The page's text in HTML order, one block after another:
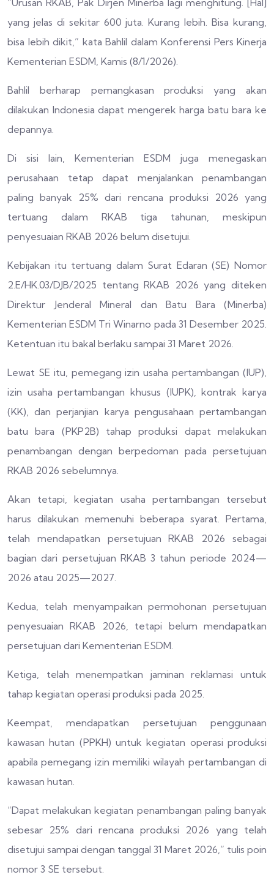
“Urusan RKAB, Pak Dirjen Minerba lagi menghitung. [Hal]
yang jelas di sekitar 600 juta. Kurang lebih. Bisa kurang,
bisa lebih dikit,” kata Bahlil dalam Konferensi Pers Kinerja
Kementerian ESDM, Kamis (8/1/2026).
Bahlil berharap pemangkasan produksi yang akan
dilakukan Indonesia dapat mengerek harga batu bara ke
depannya.
Di sisi lain, Kementerian ESDM juga menegaskan
perusahaan tetap dapat menjalankan penambangan
paling banyak 25% dari rencana produksi 2026 yang
tertuang dalam RKAB tiga tahunan, meskipun
penyesuaian RKAB 2026 belum disetujui.
Kebijakan itu tertuang dalam Surat Edaran (SE) Nomor
2.E/HK.03/DJB/2025 tentang RKAB 2026 yang diteken
Direktur Jenderal Mineral dan Batu Bara (Minerba)
Kementerian ESDM Tri Winarno pada 31 Desember 2025.
Ketentuan itu bakal berlaku sampai 31 Maret 2026.
Lewat SE itu, pemegang izin usaha pertambangan (IUP),
izin usaha pertambangan khusus (IUPK), kontrak karya
(KK), dan perjanjian karya pengusahaan pertambangan
batu bara (PKP2B) tahap produksi dapat melakukan
penambangan dengan berpedoman pada persetujuan
RKAB 2026 sebelumnya.
Akan tetapi, kegiatan usaha pertambangan tersebut
harus dilakukan memenuhi beberapa syarat. Pertama,
telah mendapatkan persetujuan RKAB 2026 sebagai
bagian dari persetujuan RKAB 3 tahun periode 2024—
2026 atau 2025—2027.
Kedua, telah menyampaikan permohonan persetujuan
penyesuaian RKAB 2026, tetapi belum mendapatkan
persetujuan dari Kementerian ESDM.
Ketiga, telah menempatkan jaminan reklamasi untuk
tahap kegiatan operasi produksi pada 2025.
Keempat, mendapatkan persetujuan penggunaan
kawasan hutan (PPKH) untuk kegiatan operasi produksi
apabila pemegang izin memiliki wilayah pertambangan di
kawasan hutan.
“Dapat melakukan kegiatan penambangan paling banyak
sebesar 25% dari rencana produksi 2026 yang telah
disetujui sampai dengan tanggal 31 Maret 2026,” tulis poin
nomor 3 SE tersebut.